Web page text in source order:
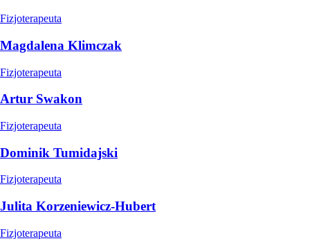
Fizjoterapeuta
Magdalena Klimczak
Fizjoterapeuta
Artur Swakon
Fizjoterapeuta
Dominik Tumidajski
Fizjoterapeuta
Julita Korzeniewicz-Hubert
Fizjoterapeuta